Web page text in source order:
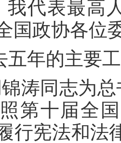
代表最高
国政协各位
五年的主要
涛同志为总
第十届全
行宪法和法